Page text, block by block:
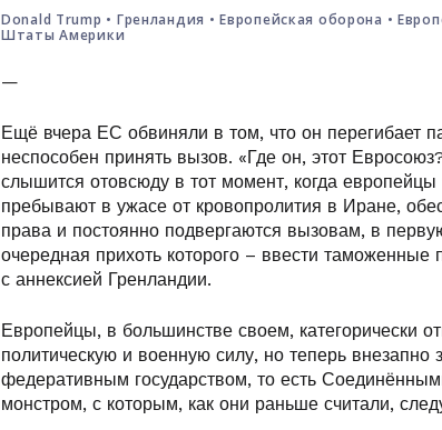
Donald Trump • Гренландия •Европейская оборона •
Штаты Америки
—
Ещё вчера ЕС обвиняли в том, что он перегибает
неспособен принять вызов. «Где он, этот
слышится отовсюду в тот момент, когда европейцы
пребывают в ужасе от кровопролития в Иране,
права и постоянно подвергаются вызовам, в
очередная прихоть которого – ввести
с аннексией Гренландии.
Европейцы, в большинстве своем, категорически
политическую и военную силу, но теперь
федеративным государством, то есть
монстром, с которым, как они раньше считали,